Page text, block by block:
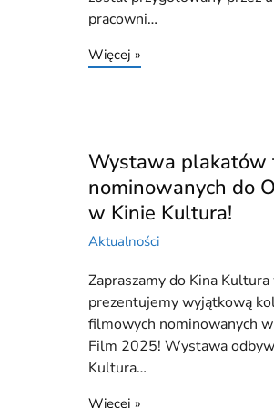
pracowni…
Więcej »
Wystawa plakatów
nominowanych do
w Kinie Kultura!
Aktualności
Zapraszamy do Kina Kultura
prezentujemy wyjątkową
filmowych nominowanych
Film 2025! Wystawa
Kultura…
Więcej »